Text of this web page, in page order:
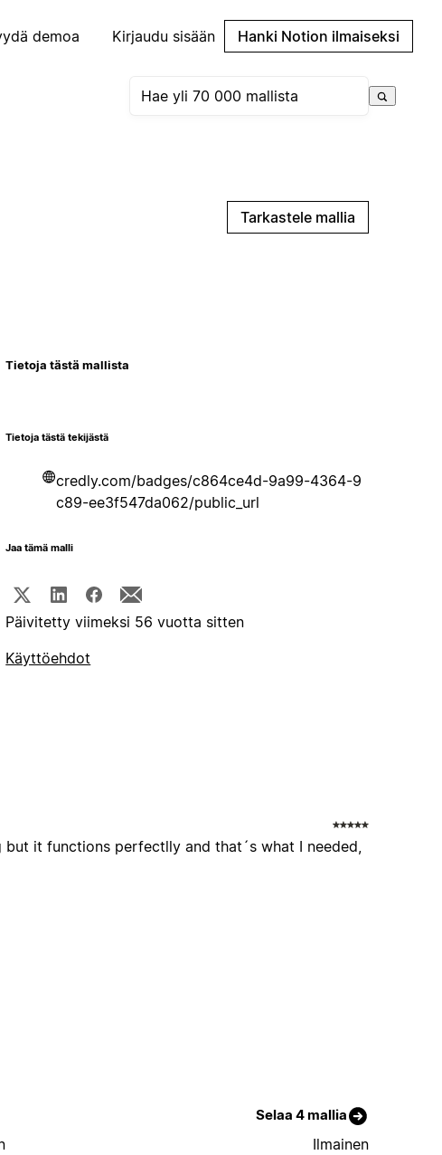
demoa Kirjaudu sisään Hanki Notion ilmaiseksi
Tarkastele mallia
Tietoja tästä mallista
Tietoja tästä tekijästä
credly.com/badges/c864ce4d-9a99-4364-9
c89-ee3f547da062/public_url
Jaa tämä malli
Päivitetty viimeksi 56 vuotta sitten
Käyttöehdot
it functions perfectlly and that´s what I needed,
Selaa 4 mallia
Ilmainen